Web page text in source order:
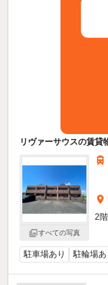
リヴァーサウスの賃貸
すべての写真
2
駐車場あり 駐輪場あ